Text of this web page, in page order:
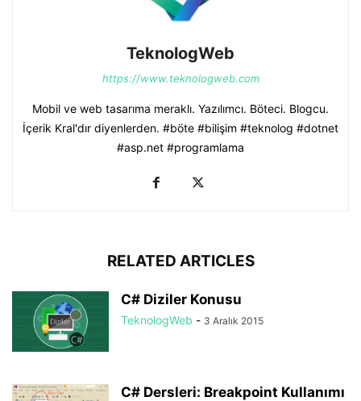
TeknologWeb
https://www.teknologweb.com
Mobil ve web tasarıma meraklı. Yazılımcı. Böteci. Blogcu.
İçerik Kral'dır diyenlerden. #böte #bilişim #teknolog #dotnet
#asp.net #programlama
RELATED ARTICLES
C# Diziler Konusu
TeknologWeb - 3 Aralık 2015
C# Dersleri: Breakpoint Kullanımı